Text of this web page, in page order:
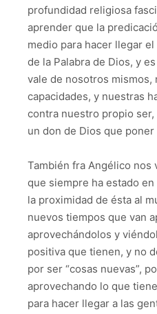
profundidad religiosa
aprender que la
medio para hacer llegar
de la Palabra de Dios, y
vale de nosotros
capacidades, y nuestras
contra nuestro propio
un don de Dios que
También fra Angélico nos
que siempre ha estado
la proximidad de ésta al
nuevos tiempos que van
aprovechándolos y
positiva que tienen, y no
por ser “cosas nuevas”,
aprovechando lo que
para hacer llegar a las